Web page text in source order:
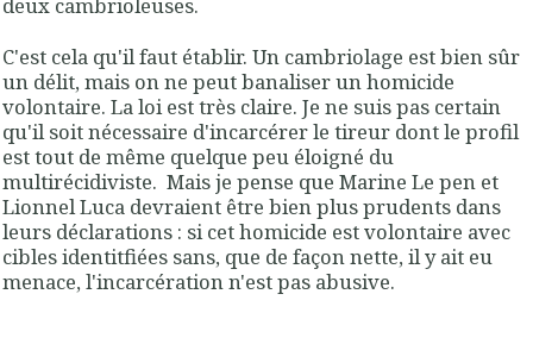
C'est cela qu'il faut établir. Un cambriolage est bien sûr
un délit, mais on ne peut banaliser un homicide
volontaire. La loi est très claire. Je ne suis pas certain
qu'il soit nécessaire d'incarcérer le tireur dont le profil
est tout de même quelque peu éloigné du
multirécidiviste. Mais je pense que Marine Le pen et
Lionnel Luca devraient être bien plus prudents dans
leurs déclarations : si cet homicide est volontaire avec
cibles identitfiées sans, que de façon nette, il y ait eu
menace, l'incarcération n'est pas abusive.